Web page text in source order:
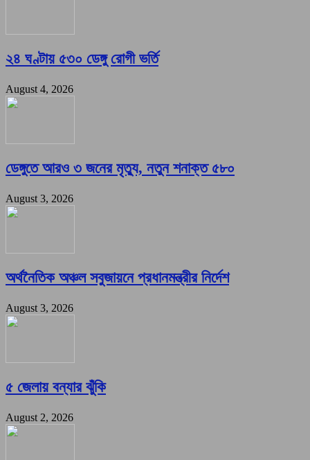
২৪ ঘণ্টায় ৫৩০ ডেঙ্গু রোগী ভর্তি
August 4, 2026
ডেঙ্গুতে আরও ৩ জনের মৃত্যু, নতুন শনাক্ত ৫৮০
August 3, 2026
অর্থনৈতিক অঞ্চল সবুজায়নে প্রধানমন্ত্রীর নির্দেশ
August 3, 2026
৫ জেলায় বন্যার ঝুঁকি
August 2, 2026